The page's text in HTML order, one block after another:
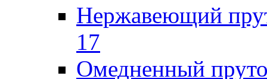
Нержавеющий
17
Омедненный